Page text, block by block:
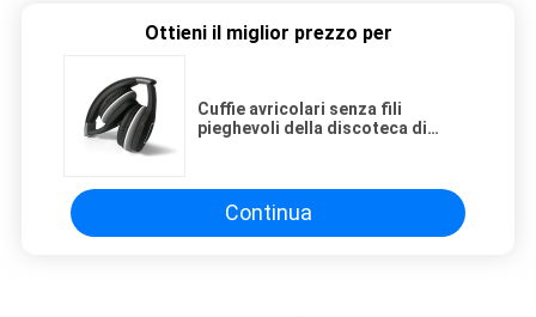
Ottieni il miglior prezzo per
Cuffie avricolari senza fili
pieghevoli della discoteca di
Continua